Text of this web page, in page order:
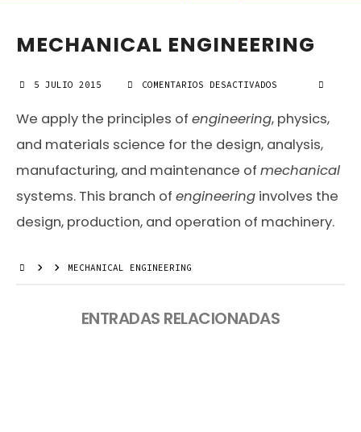
MECHANICAL ENGINEERING
5 JULIO 2015 COMENTARIOS DESACTIVADOS
We apply the principles of engineering, physics,
and materials science for the design, analysis,
manufacturing, and maintenance of mechanical
systems. This branch of engineering involves the
design, production, and operation of machinery.
MECHANICAL ENGINEERING
ENTRADAS RELACIONADAS